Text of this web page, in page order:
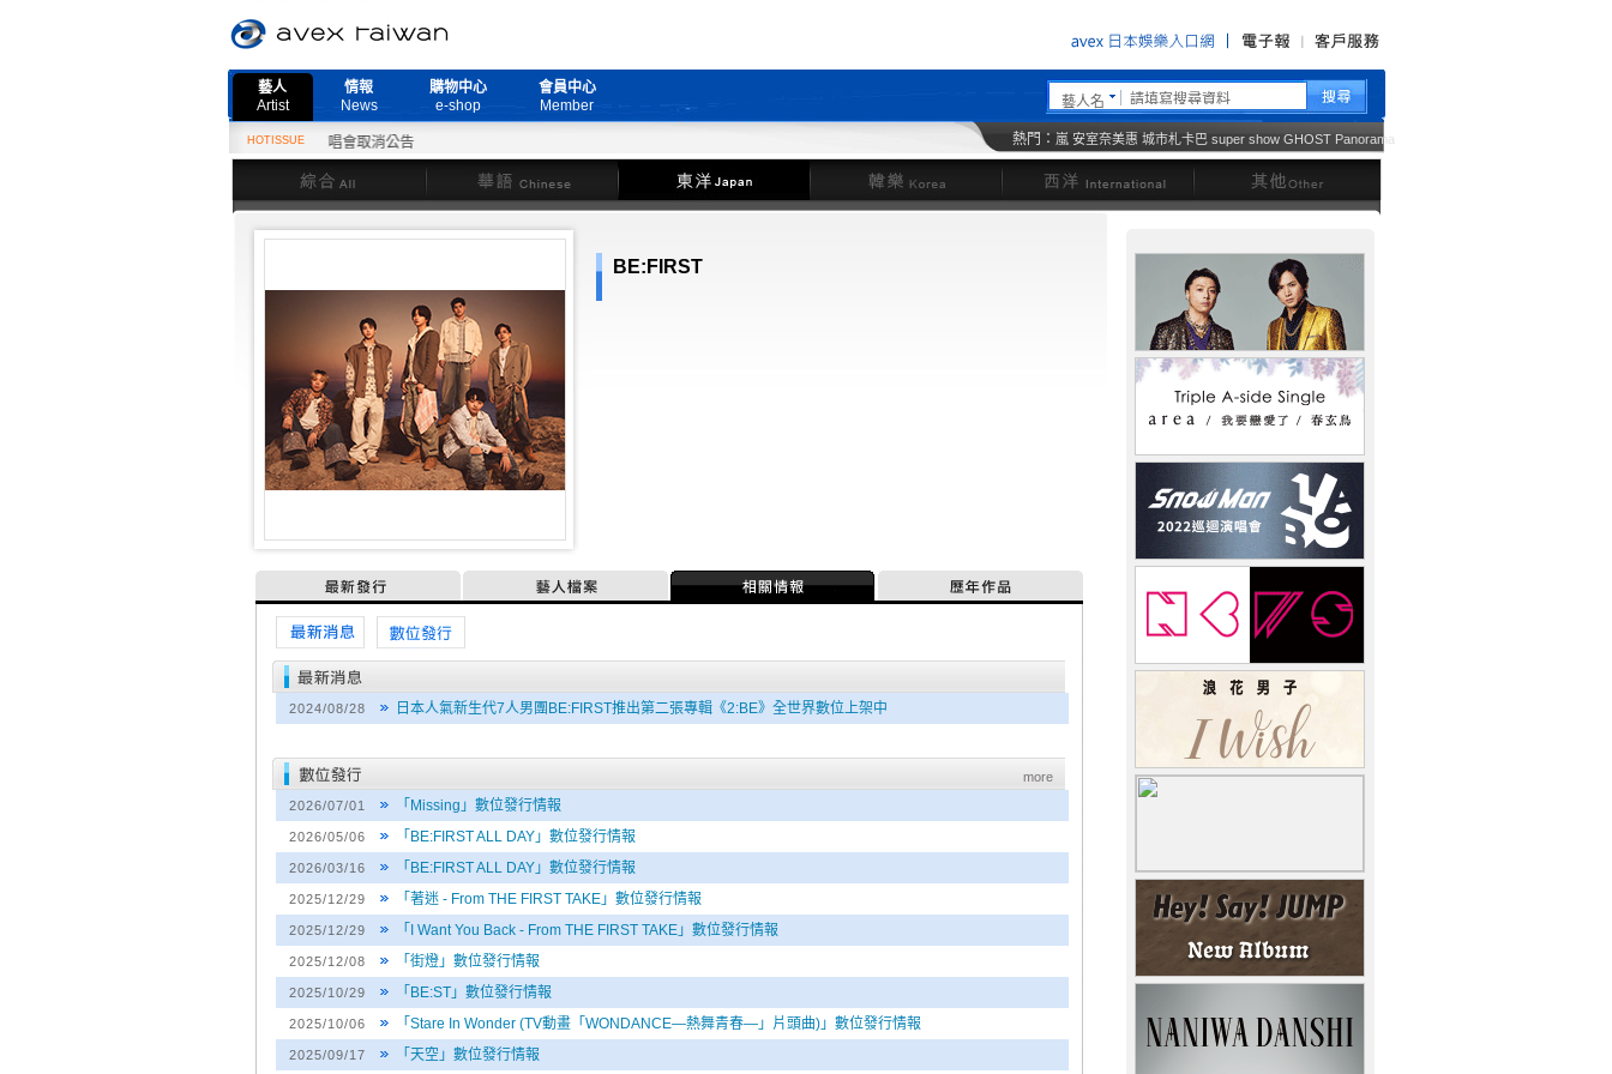
藝人
Artist
情報
News
購物中心
e-shop
會員中心
Member
藝人名
HOTISSUE
2月27日『Need More Live』演唱會取消公告 熱門： 嵐 安室奈美惠 城市札卡巴 super show GHOST Panorama
綜合 華語 東洋 韓樂 其他
BE:FIRST
最新發行 藝人檔案 相關情報 歷年作品
最新消息 媒體訊息
2024/08/28 日本人氣新生代7人男團BE:FIRST推出第二張專輯《2:BE》全世界數位上架中
more
2026/07/01
「Missing」數位發行情報
2026/05/06 「BE:FIRST ALL DAY」數位發行情報
2026/03/16 「BE:FIRST ALL DAY」數位發行情報
2025/12/29 「著迷 - From THE FIRST TAKE」數位發行情報
2025/12/29 「I Want You Back - From THE FIRST TAKE」數位發行情報
2025/12/08 「街燈」數位發行情報
2025/10/29 「BE:ST」數位發行情報
2025/10/06 「Stare In Wonder (TV動畫「WONDANCE—熱舞青春—」片頭曲)」數位發行情報
2025/09/17 「天空」數位發行情報